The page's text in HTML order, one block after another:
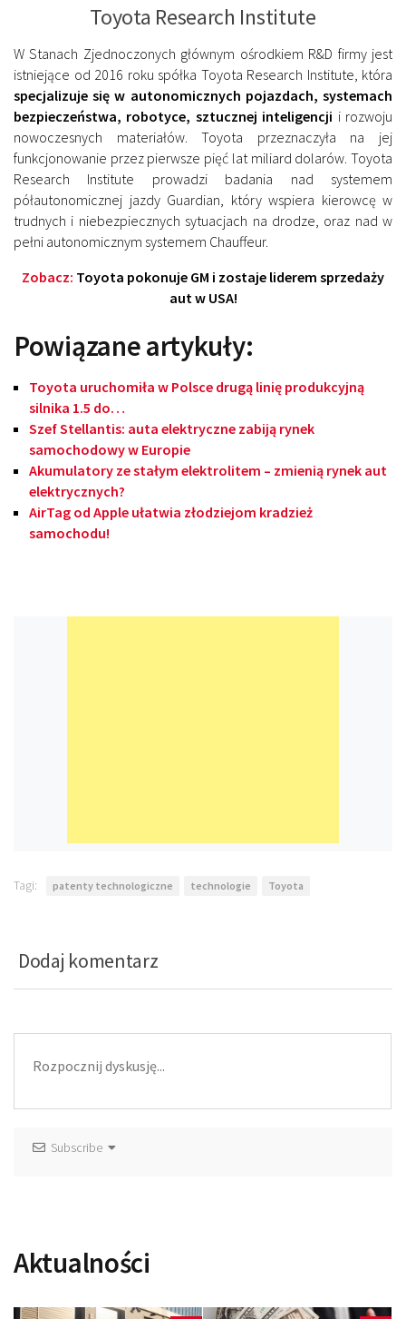
Toyota Research Institute
W Stanach Zjednoczonych głównym ośrodkiem R&D firmy jest
istniejące od 2016 roku spółka Toyota Research Institute, która
specjalizuje się w autonomicznych pojazdach, systemach
bezpieczeństwa, robotyce, sztucznej inteligencji i rozwoju
nowoczesnych materiałów. Toyota przeznaczyła na jej
funkcjonowanie przez pierwsze pięć lat miliard dolarów. Toyota
Research Institute prowadzi badania nad systemem
półautonomicznej jazdy Guardian, który wspiera kierowcę w
trudnych i niebezpiecznych sytuacjach na drodze, oraz nad w
pełni autonomicznym systemem Chauffeur.
Zobacz: Toyota pokonuje GM i zostaje liderem sprzedaży
aut w USA!
Powiązane artykuły:
Toyota uruchomiła w Polsce drugą linię produkcyjną
silnika 1.5 do…
Szef Stellantis: auta elektryczne zabiją rynek
samochodowy w Europie
Akumulatory ze stałym elektrolitem – zmienią rynek aut
elektrycznych?
AirTag od Apple ułatwia złodziejom kradzież
samochodu!
Tagi: patenty technologiczne technologie Toyota
Dodaj komentarz
Subscribe
Aktualności